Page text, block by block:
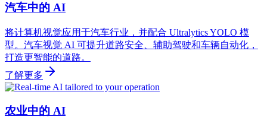
汽车中的 AI
将计算机视觉应用于汽车行业，并配合 Ultralytics YOLO 模
型。汽车视觉 AI 可提升道路安全、辅助驾驶和车辆自动化，
打造更智能的道路。
了解更多
农业中的 AI